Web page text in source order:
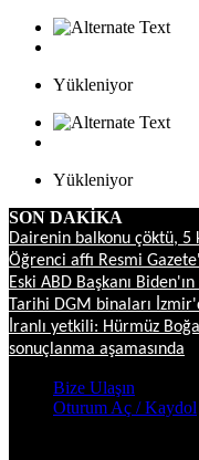
Yükleniyor
Yükleniyor
SON DAKİKA
Dairenin balkonu çöktü, 5
Öğrenci affı Resmi
Eski ABD Başkanı
Tarihi DGM binaları
İranlı yetkili: Hürmüz
sonuçlanma aşamasında
Bize Ulaşın
Oturum Aç / Kaydol